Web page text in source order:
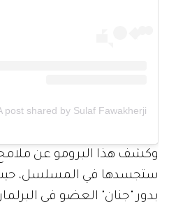
وكشف هذا البرومو عن
ستجسدها في المسلسل،
بدور "جنان" العضو في